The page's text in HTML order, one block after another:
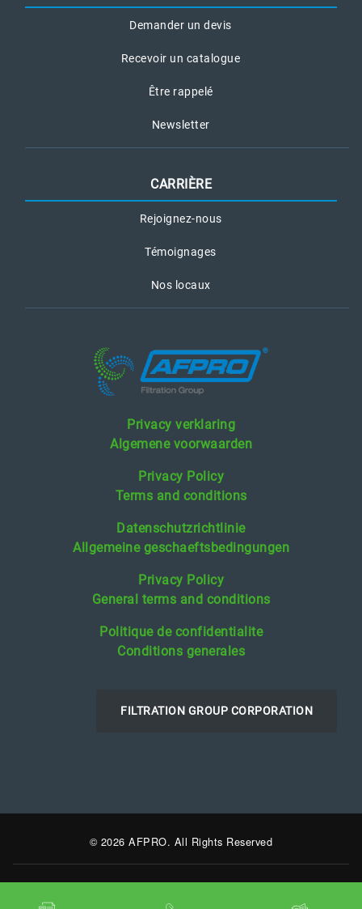
Demander un devis
Recevoir un catalogue
Être rappelé
Newsletter
CARRIÈRE
Rejoignez-nous
Témoignages
Nos locaux
Privacy verklaring
Algemene voorwaarden
Privacy Policy
Terms and conditions
Datenschutzrichtlinie
Allgemeine geschaeftsbedingungen
Privacy Policy
General terms and conditions
Politique de confidentialite
Conditions generales
FILTRATION GROUP CORPORATION
© 2026 AFPRO. All Rights Reserved